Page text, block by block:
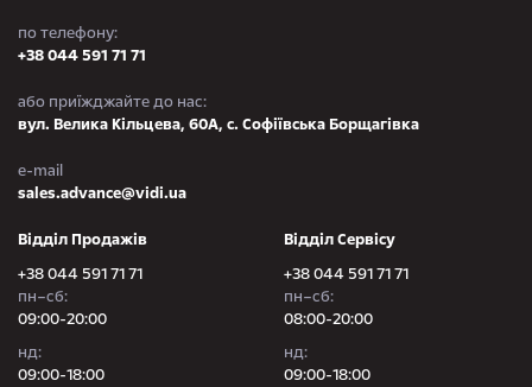
по телефону:
+38 044 591 71 71
або приїжджайте до нас:
вул. Велика Кільцева, 60А, с. Софіївська Борщагівка
e-mail
sales.advance@vidi.ua
Відділ Продажів
+38 044 591 71 71
пн–сб:
09:00-20:00
нд:
09:00-18:00
Відділ Сервісу
+38 044 591 71 71
пн–сб:
08:00-20:00
нд:
09:00-18:00